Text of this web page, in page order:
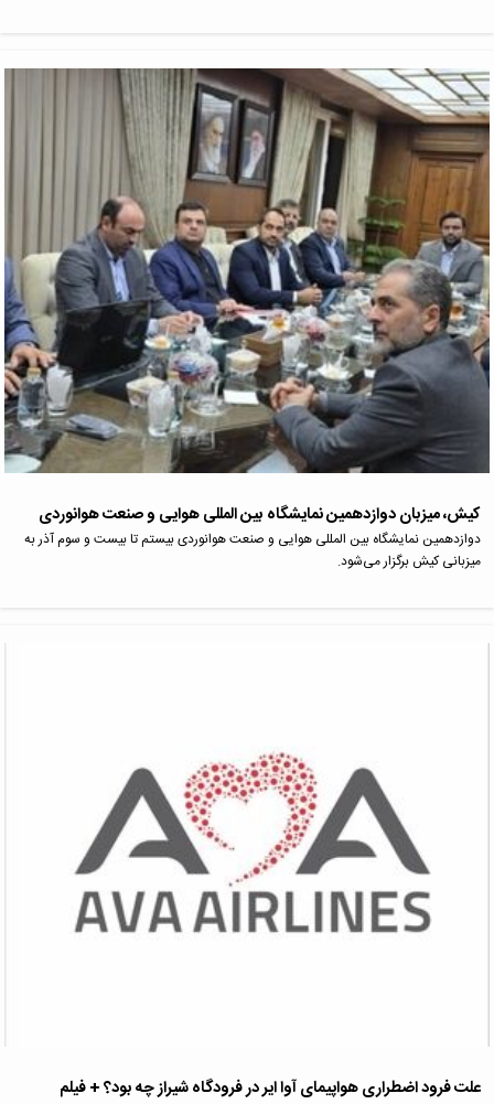
کیش، میزبان دوازدهمین نمایشگاه بین المللی هوایی و صنعت هوانوردی
دوازدهمین نمایشگاه بین المللی هوایی و صنعت هوانوردی بیستم تا بیست و سوم آذر به
میزبانی کیش برگزار می‌شود.
علت فرود اضطراری هواپیمای آوا ایر در فرودگاه شیراز چه بود؟ + فیلم